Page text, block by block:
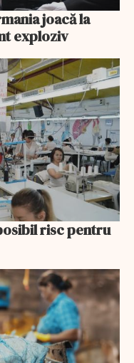
joacă la
exploziv
risc pentru